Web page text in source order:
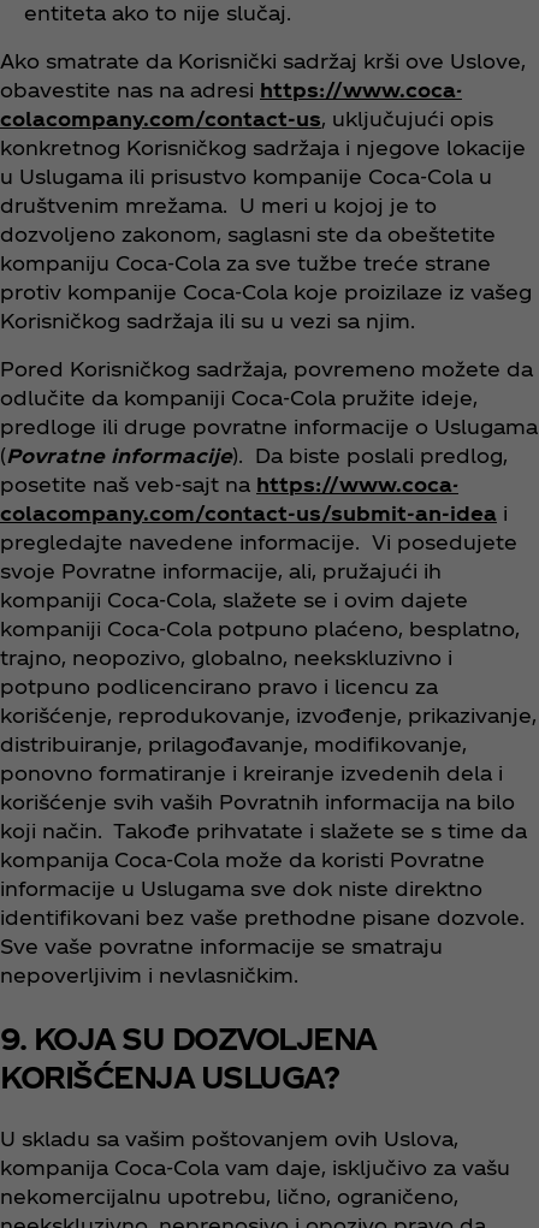
entiteta ako to nije slučaj.
Ako smatrate da Korisnički sadržaj krši ove Uslove,
obavestite nas na adresi https://www.coca-
colacompany.com/contact-us, uključujući opis
konkretnog Korisničkog sadržaja i njegove lokacije
u Uslugama ili prisustvo kompanije Coca‑Cola u
društvenim mrežama. U meri u kojoj je to
dozvoljeno zakonom, saglasni ste da obeštetite
kompaniju Coca‑Cola za sve tužbe treće strane
protiv kompanije Coca‑Cola koje proizilaze iz vašeg
Korisničkog sadržaja ili su u vezi sa njim.
Pored Korisničkog sadržaja, povremeno možete da
odlučite da kompaniji Coca‑Cola pružite ideje,
predloge ili druge povratne informacije o Uslugama
(Povratne informacije). Da biste poslali predlog,
posetite naš veb-sajt na https://www.coca-
colacompany.com/contact-us/submit-an-idea i
pregledajte navedene informacije. Vi posedujete
svoje Povratne informacije, ali, pružajući ih
kompaniji Coca‑Cola, slažete se i ovim dajete
kompaniji Coca‑Cola potpuno plaćeno, besplatno,
trajno, neopozivo, globalno, neekskluzivno i
potpuno podlicencirano pravo i licencu za
korišćenje, reprodukovanje, izvođenje, prikazivanje,
distribuiranje, prilagođavanje, modifikovanje,
ponovno formatiranje i kreiranje izvedenih dela i
korišćenje svih vaših Povratnih informacija na bilo
koji način. Takođe prihvatate i slažete se s time da
kompanija Coca‑Cola može da koristi Povratne
informacije u Uslugama sve dok niste direktno
identifikovani bez vaše prethodne pisane dozvole.
Sve vaše povratne informacije se smatraju
nepoverljivim i nevlasničkim.
9. KOJA SU DOZVOLJENA
KORIŠĆENJA USLUGA?
U skladu sa vašim poštovanjem ovih Uslova,
kompanija Coca‑Cola vam daje, isključivo za vašu
nekomercijalnu upotrebu, lično, ograničeno,